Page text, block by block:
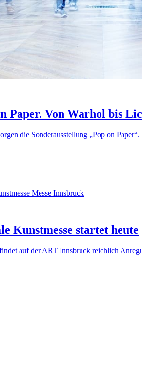
Paper. Von Warhol bis
die Sonderausstellung „Pop on
Kunstmesse startet heute
auf der ART Innsbruck reichlich